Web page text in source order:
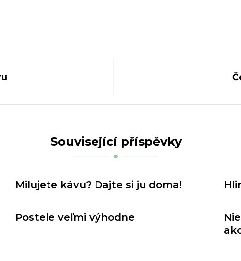
Související příspěvky
Milujete kávu? Dajte si ju doma!
Postele veľmi výhodne